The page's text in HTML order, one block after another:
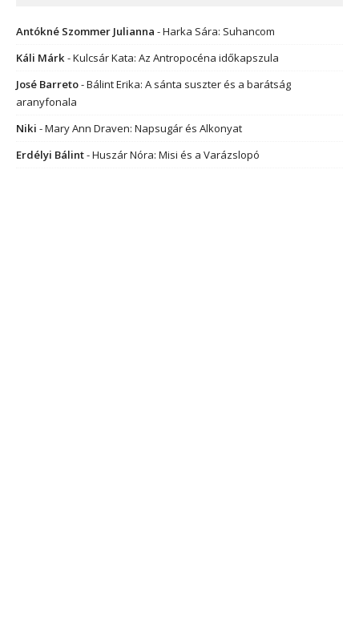
Antókné Szommer Julianna -Harka Sára: Suhancom
Káli Márk -Kulcsár Kata: Az Antropocéna időkapszula
José Barreto-Bálint Erika: A sánta suszter és a barátság
aranyfonala
Niki -Mary Ann Draven: Napsugár és Alkonyat
Erdélyi Bálint-Huszár Nóra: Misi és a Varázslopó